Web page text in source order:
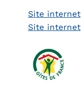
Site internet
Site internet